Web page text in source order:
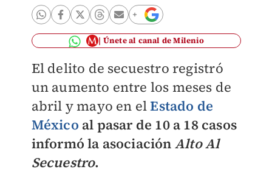
Únete al canal de Milenio
El delito de secuestro registró
un aumento entre los meses de
abril y mayo en elEstado de
México al pasar de 10 a 18 casos
informó la asociación Alto Al
Secuestro.